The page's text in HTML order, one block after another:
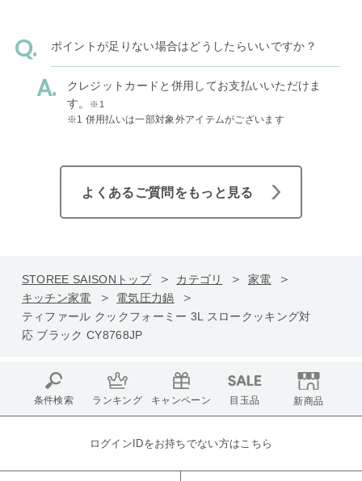
ポイントが足りない場合はどうしたらいいですか？
クレジットカードと併用してお支払いいただけま
す。
※1
※1 併用払いは一部対象外アイテムがございます
よくあるご質問をもっと見る
STOREE SAISONトップ カテゴリ
家電
キッチン家電
電気圧力鍋
ティファール クックフォーミー 3L スロークッキング対
応 ブラック CY8768JP
条件検索 ランキング キャンペーン 目玉品 新商品
ログインIDをお持ちでない方はこちら